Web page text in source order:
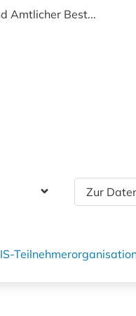
Amtlicher Best...
Zur